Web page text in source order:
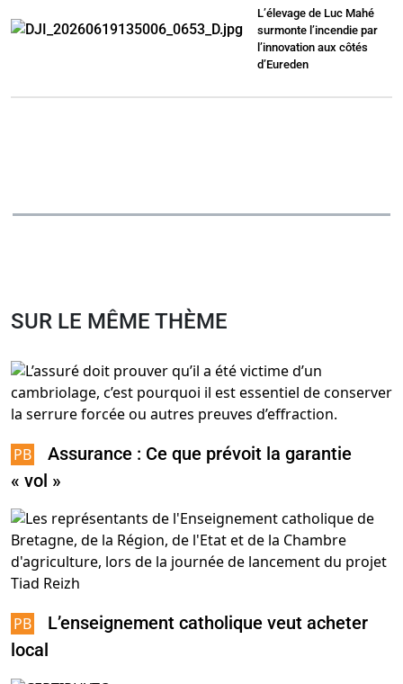
L’élevage de Luc Mahé
surmonte l’incendie par
l’innovation aux côtés
d’Eureden
SUR LE MÊME THÈME
Assurance : Ce que prévoit la garantie
« vol »
L’enseignement catholique veut acheter
local